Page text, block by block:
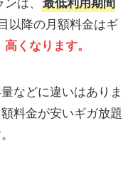
以降の月額料金はギ
高くなります。
などに違いはありま
料金が安いギガ放題